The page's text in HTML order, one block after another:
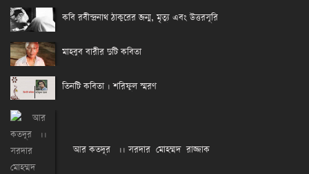
কবি রবীন্দ্রনাথ ঠাকুরের জন্ম, মৃত্যু এবং উত্তরসূরি
মাহবুব বারীর দুটি কবিতা
তিনটি কবিতা । শরিফুল স্মরণ
আর কতদূর ।। সরদার মোহম্মদ রাজ্জাক